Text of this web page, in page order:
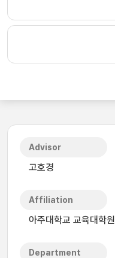
Advisor
고호경
Affiliation
아주대학교 교육대학원
Department